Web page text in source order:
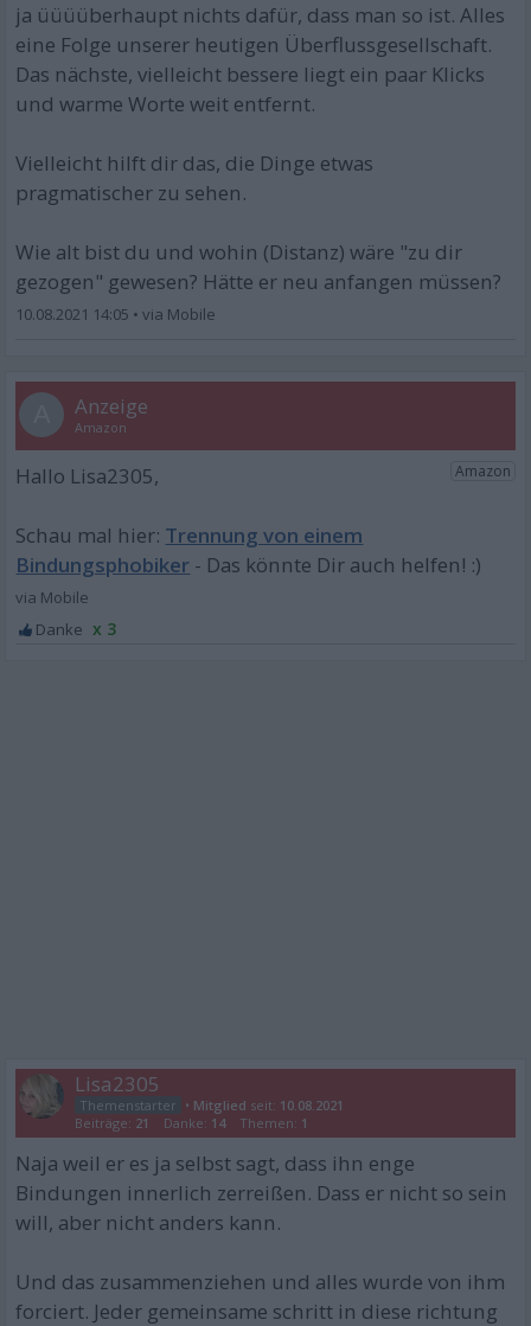
ja üüüüberhaupt nichts dafür, dass man so ist. Alles
eine Folge unserer heutigen Überflussgesellschaft.
Das nächste, vielleicht bessere liegt ein paar Klicks
und warme Worte weit entfernt.
Vielleicht hilft dir das, die Dinge etwas
pragmatischer zu sehen.
Wie alt bist du und wohin (Distanz) wäre "zu dir
gezogen" gewesen? Hätte er neu anfangen müssen?
10.08.2021 14:05 •
Trennung von einem
Bindungsphobiker
x 3
Lisa2305
• Mitglied seit: 10.08.2021
Beiträge: 21 Danke: 14 Themen: 1
Naja weil er es ja selbst sagt, dass ihn enge
Bindungen innerlich zerreißen. Dass er nicht so sein
will, aber nicht anders kann.
Und das zusammenziehen und alles wurde von ihm
forciert. Jeder gemeinsame schritt in diese richtung